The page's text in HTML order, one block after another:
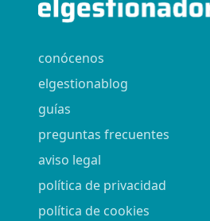
conócenos
elgestionablog
guías
preguntas frecuentes
aviso legal
política de privacidad
política de cookies